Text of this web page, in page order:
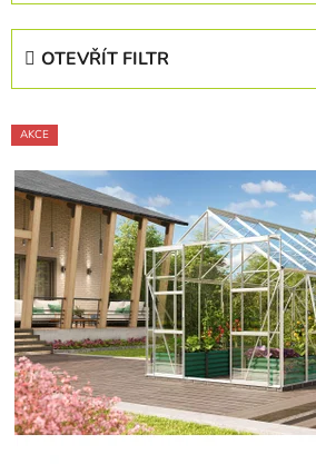
z
p
o
d
u
k
t
ů
OTEVŘÍT FILTR
V
ý
p
i
s
p
r
o
d
u
k
t
AKCE